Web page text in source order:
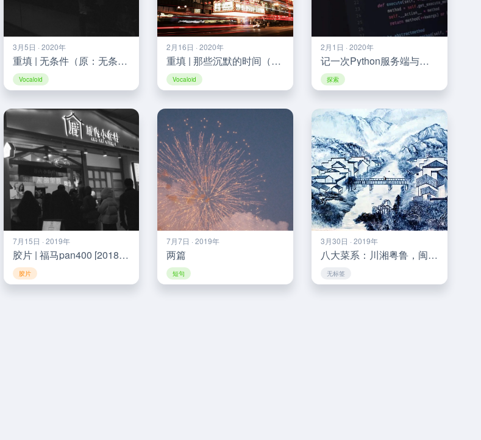
3月5日 · 2020年
重填 | 无条件（原：无条件）
Vocaloid
2月16日 · 2020年
重填 | 那些沉默的时间（原：打上花火）
Vocaloid
2月1日 · 2020年
记一次Python服务端与公众号的连接
探索
7月15日 · 2019年
胶片 | 福马pan400 [201811]
胶片
7月7日 · 2019年
两篇
短句
3月30日 · 2019年
八大菜系：川湘粤鲁，闽浙徽苏 与 “武侠”
无标签